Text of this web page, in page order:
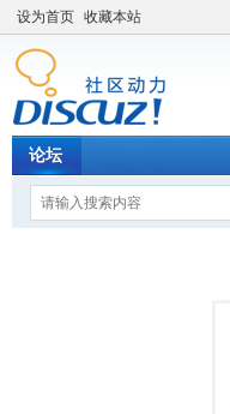
设为首页 收藏本站
论坛